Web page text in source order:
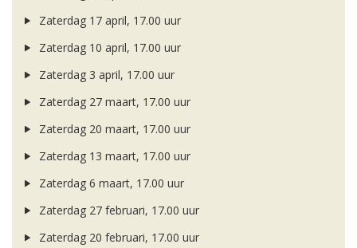
Zaterdag 17 april, 17.00 uur
Zaterdag 10 april, 17.00 uur
Zaterdag 3 april, 17.00 uur
Zaterdag 27 maart, 17.00 uur
Zaterdag 20 maart, 17.00 uur
Zaterdag 13 maart, 17.00 uur
Zaterdag 6 maart, 17.00 uur
Zaterdag 27 februari, 17.00 uur
Zaterdag 20 februari, 17.00 uur